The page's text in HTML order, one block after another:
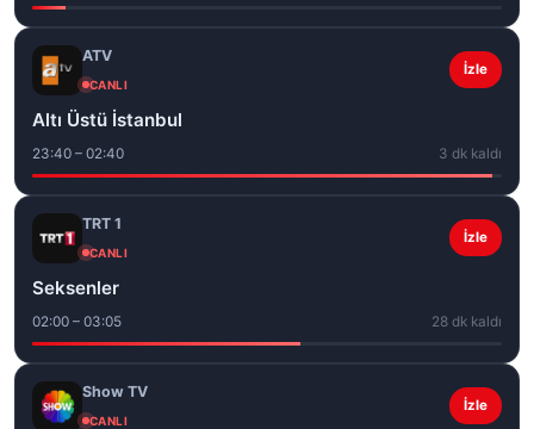
ATV
CANLI
İzle
Altı Üstü İstanbul
23:40 – 02:40 3 dk kaldı
TRT 1
CANLI
İzle
Seksenler
02:00 – 03:05 28 dk kaldı
Show TV
CANLI
İzle